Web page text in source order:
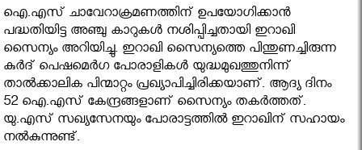
ഐ.എസ് ചാവേറാക്രമണത്തിന് ഉപയോഗിക്കാന്‍
പദ്ധതിയിട്ട അഞ്ചു കാറുകള്‍ നശിപ്പിച്ചതായി ഇറാഖി
സൈന്യം അറിയിച്ചു. ഇറാഖി സൈന്യത്തെ പിന്തുണച്ചിരുന്ന
കുര്‍ദ് പെഷമെര്‍ഗ പോരാളികള്‍ യുദ്ധമുഖത്തുനിന്ന്
താല്‍ക്കാലിക പിന്മാറ്റം പ്രഖ്യാപിച്ചിരിക്കയാണ്. ആദ്യ ദിനം
52 ഐ.എസ് കേന്ദ്രങ്ങളാണ് സൈന്യം തകര്‍ത്തത്.
യു.എസ് സഖ്യസേനയും പോരാട്ടത്തില്‍ ഇറാഖിന് സഹായം
നല്‍കുന്നുണ്ട്.